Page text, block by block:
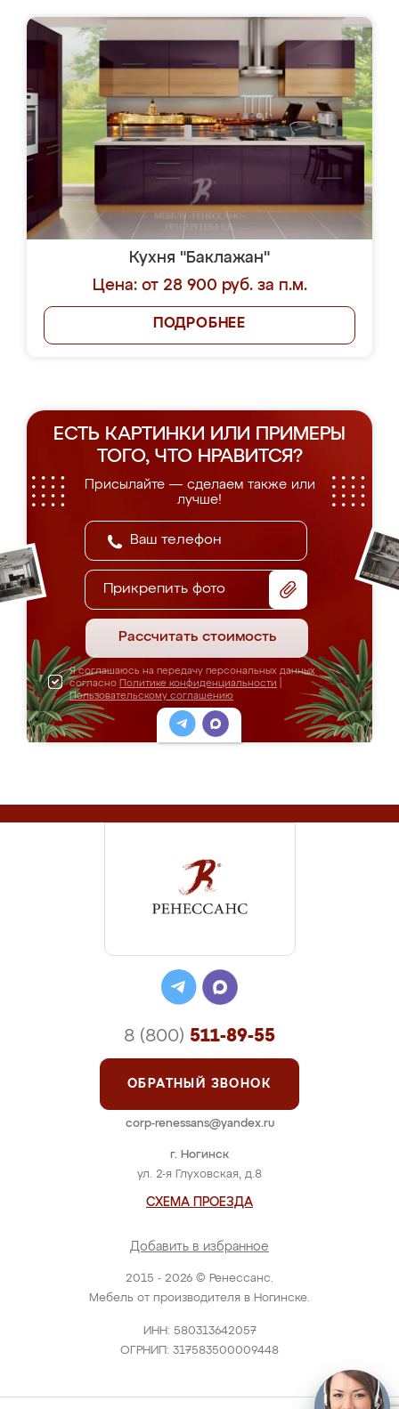
Кухня "Баклажан"
Цена: от 28 900 руб. за п.м.
ПОДРОБНЕЕ
ЕСТЬ КАРТИНКИ ИЛИ ПРИМЕРЫ
ТОГО, ЧТО НРАВИТСЯ?
Присылайте — сделаем также или
лучше!
Прикрепить фото
Рассчитать стоимость
Я соглашаюсь на передачу персональных данных
согласно Политике конфиденциальности
Пользовательскому соглашению
2015 - 2026 © Ренессанс.
Мебель от производителя в Ногинске.
ИНН: 580313642057
ОГРНИП: 317583500009448
г. Ногинск
ул. 2-я Глуховская, д.8
СХЕМА ПРОЕЗДА
Добавить в избранное
8 (800) 511-89-55
ОБРАТНЫЙ ЗВОНОК
corp-renessans@yandex.ru